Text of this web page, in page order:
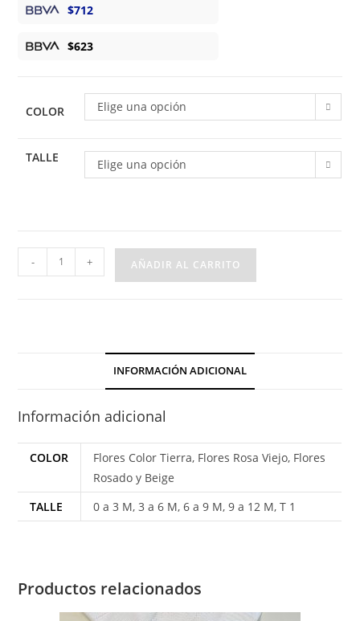
$712
$623
COLOR Elige una opción
TALLE Elige una opción
Algodón
- + AÑADIR AL CARRITO
INFORMACIÓN ADICIONAL
Información adicional
COLOR
Flores Color Tierra, Flores Rosa Viejo, Flores
Rosado y Beige
TALLE
0 a 3 M, 3 a 6 M, 6 a 9 M, 9 a 12 M, T 1
Productos relacionados